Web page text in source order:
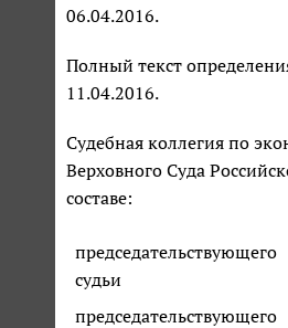
06.04.2016.
Полный текст
11.04.2016.
Судебная коллегия по
Верховного Суда
составе:
председательствующего
судьи
председательствующего